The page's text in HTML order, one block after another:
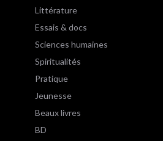
Littérature
Essais & docs
Sciences humaines
Spiritualités
Pratique
Jeunesse
Beaux livres
BD